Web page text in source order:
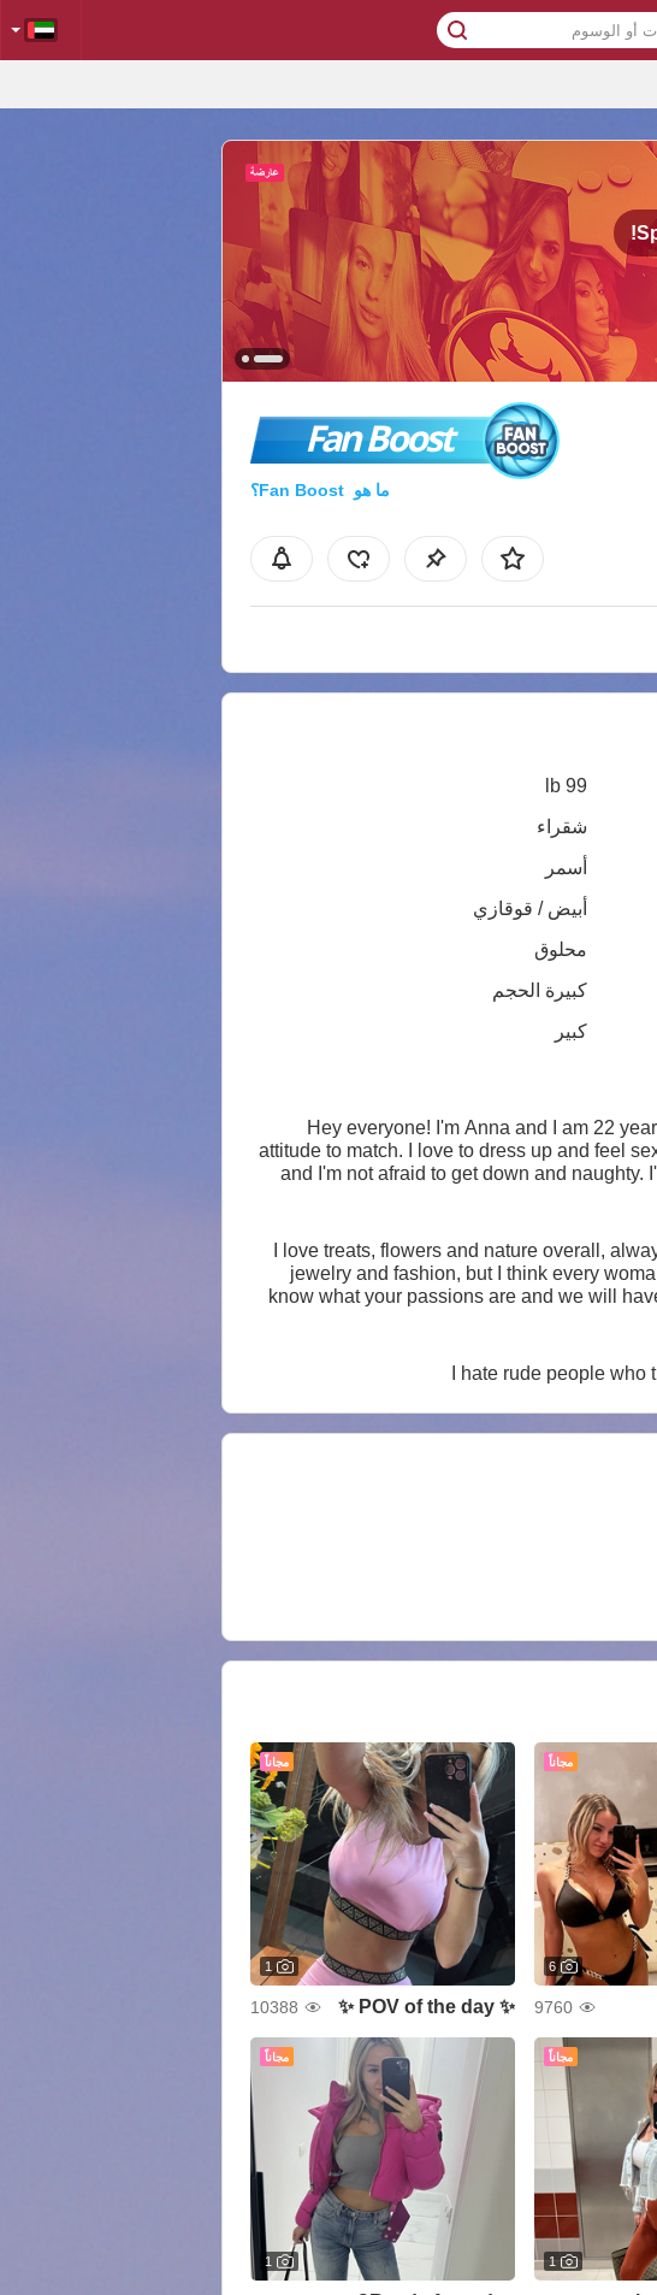
Fan Boost
ما هو Fan Boost؟
99 lb
شقراء
أسمر
أبيض / قوقازي
محلوق
كبيرة الحجم
كبير
Hey everyone! I'm Anna and I am 22
attitude to match. I love to dress up and feel
and I'm not afraid to get down and naughty.
I love treats, flowers and nature overall, always eager to learn more about how to protect it. I adore animals, they are so cute. I like
jewelry and fashion, but I think every
know what your passions are and we will
guys, I am
I hate rude people
مجاناً
6
9760
مجاناً
1
✨ POV of the day ✨
10388
مجاناً
1
مجاناً
1